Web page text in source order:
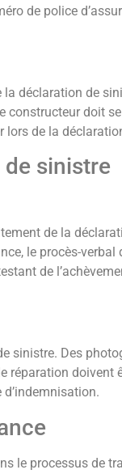
de police
la déclaration de
constructeur doit
lors de la
sinistre
de la
le procès-verbal
de
sinistre. Des
réparation doivent
le processus de